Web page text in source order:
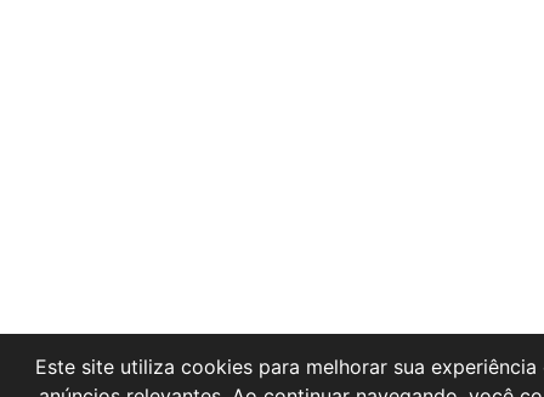
Este site utiliza cookies para melhorar sua experiência